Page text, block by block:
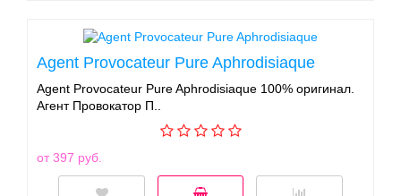
Agent Provocateur Pure Aphrodisiaque
Agent Provocateur Pure Aphrodisiaque 100% оригинал.
Агент Провокатор П..
от 397 руб.